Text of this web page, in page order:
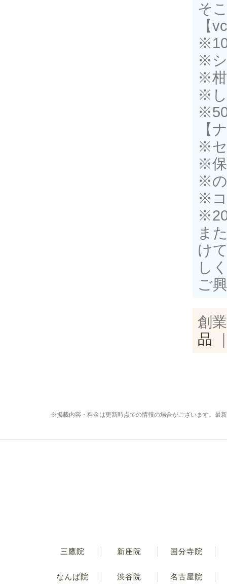
そ
【
※シ
※柑
※し
【
※セ
※保
※の
※コ
ま
け
し
ご
創
品
※掲載内容・料金は更新時点での情報の場合がございます。最
三鷹院 新座院 国分寺院
なんば院 渋谷院 名古屋院